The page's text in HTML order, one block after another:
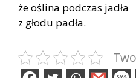
że oślina podczas jadła
z głodu padła.